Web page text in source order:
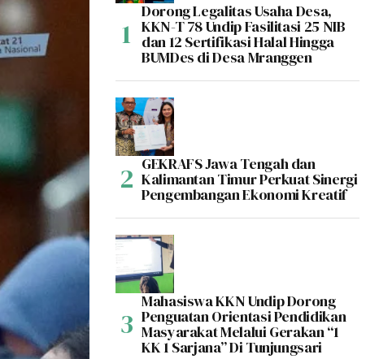
Dorong Legalitas Usaha Desa,
KKN-T 78 Undip Fasilitasi 25 NIB
dan 12 Sertifikasi Halal Hingga
BUMDes di Desa Mranggen
GEKRAFS Jawa Tengah dan
Kalimantan Timur Perkuat Sinergi
Pengembangan Ekonomi Kreatif
Mahasiswa KKN Undip Dorong
Penguatan Orientasi Pendidikan
Masyarakat Melalui Gerakan “1
KK 1 Sarjana” Di Tunjungsari